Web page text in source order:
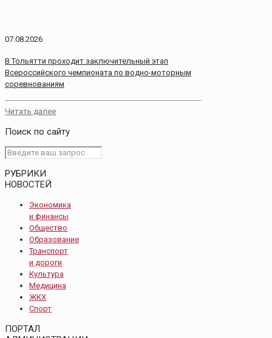
07.08.2026
В Тольятти проходит заключительный этап
Всероссийского чемпионата по водно-моторным
соревнованиям
Читать далее
Поиск по сайту
РУБРИКИ
НОВОСТЕЙ
Экономика
и финансы
Общество
Образование
Транспорт
и дороги
Культура
Медицина
ЖКХ
Спорт
ПОРТАЛ